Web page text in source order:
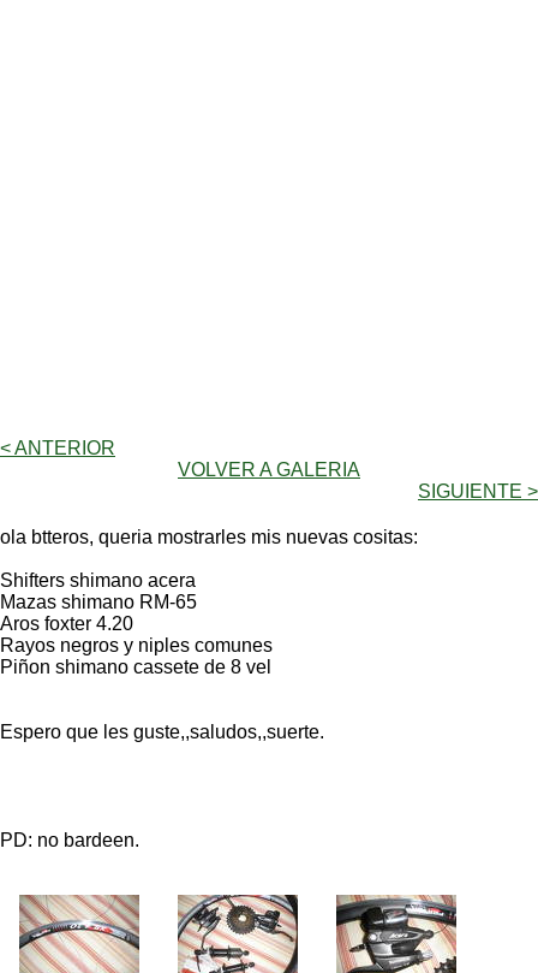
< ANTERIOR
VOLVER A GALERIA
SIGUIENTE >
ola btteros, queria mostrarles mis nuevas cositas:
Shifters shimano acera
Mazas shimano RM-65
Aros foxter 4.20
Rayos negros y niples comunes
Piñon shimano cassete de 8 vel
Espero que les guste,,saludos,,suerte.
PD: no bardeen.